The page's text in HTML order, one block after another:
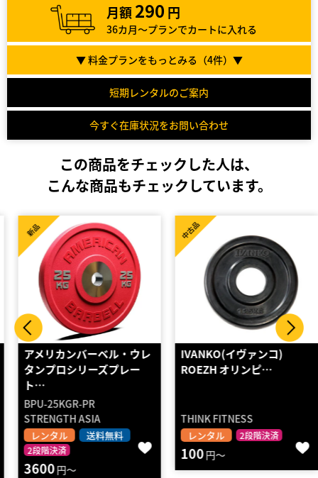
月額 290 円
36カ月～プランでカートに入れる
▼ 料金プランをもっとみる（4件）▼
短期レンタルのご案内
今すぐ在庫状況をお問い合わせ
この商品をチェックした人は、
こんな商品もチェックしています。
アメリカンバーベル・ウレ
タンプロシリーズプレー
ト…
BPU-25KGR-PR
STRENGTH ASIA
レンタル 送料無料
2段階決済
新品
3600円～
IVANKO(イヴァンコ)
ROEZH オリンピ…
THINK FITNESS
レンタル 2段階決済
中古品
100円～